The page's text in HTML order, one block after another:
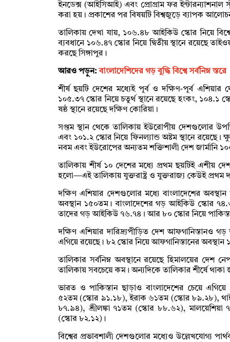
ইনডেক্স (আইসিআই) এবং প্রোগ্রাম ফর ইন্টারন্যাশনাল
করা হয়। প্রকাশের পর বিষয়টি বিশ্বজুড়ে ব্যাপক
তালিকায় দেখা যায়, ১০৬.৪৮ আইকিউ স্কোর নিয়ে
ব্যবধানে ১০৬.৪৭ স্কোর নিয়ে দ্বিতীয় স্থানে রয়েছে
করছে সিঙ্গাপুর।
আরও পড়ুন:বাংলাদেশিদের গড় বুদ্ধি বিশ্বে সর্বনিম্ন স্তরে
শীর্ষ ছয়টি দেশের মধ্যেই পূর্ব ও দক্ষিণ-পূর্ব
১০৫.৩৭ স্কোর নিয়ে চতুর্থ স্থানে রয়েছে হংকং, ১০৪.১
ষষ্ঠ স্থানে রয়েছে দক্ষিণ কোরিয়া।
সপ্তম স্থান থেকে তালিকায় ইউরোপীয় দেশগুলোর
এবং ১০১.২ স্কোর নিয়ে ফিনল্যান্ড অষ্টম স্থানে রয়েছে।
নবম এবং ইউরোপের অন্যতম শক্তিশালী দেশ জার্মানি
তালিকায় শীর্ষ ১০ দেশের মধ্যে প্রথম ছয়টিই এশীয়
হলো—এই তালিকায় যুক্তরাষ্ট্র ও যুক্তরাজ্য কেউই প্রথম
দক্ষিণ এশিয়ার দেশগুলোর মধ্যে বাংলাদেশের অবস্থান
অবস্থান ১৫০তম। বাংলাদেশের গড় আইকিউ স্কোর
তাদের গড় আইকিউ ৭৬.৭৪। আর ৮০ স্কোর নিয়ে
দক্ষিণ এশিয়ার দারিদ্র্যপীড়িত দেশ আফগানিস্তানও
এগিয়ে রয়েছে। ৮২ স্কোর নিয়ে আফগানিস্তানের অবস্থান
তালিকার সর্বনিম্ন অবস্থানে রয়েছে হিমালয়ের দেশ
তালিকায় সবচেয়ে কম। অন্যদিকে তালিকার শীর্ষে
ভারত ও পাকিস্তান ছাড়াও বাংলাদেশের চেয়ে
৫২তম (স্কোর ৯১.১৮), ইরাক ৬১তম (স্কোর ৮৯.২৮),
৮৭.৯৪), শ্রীলঙ্কা ৭১তম (স্কোর ৮৮.৬২),
(স্কোর ৮২.১২)।
বিশ্বের প্রভাবশালী দেশগুলোর মধ্যেও উল্লেখযোগ্য